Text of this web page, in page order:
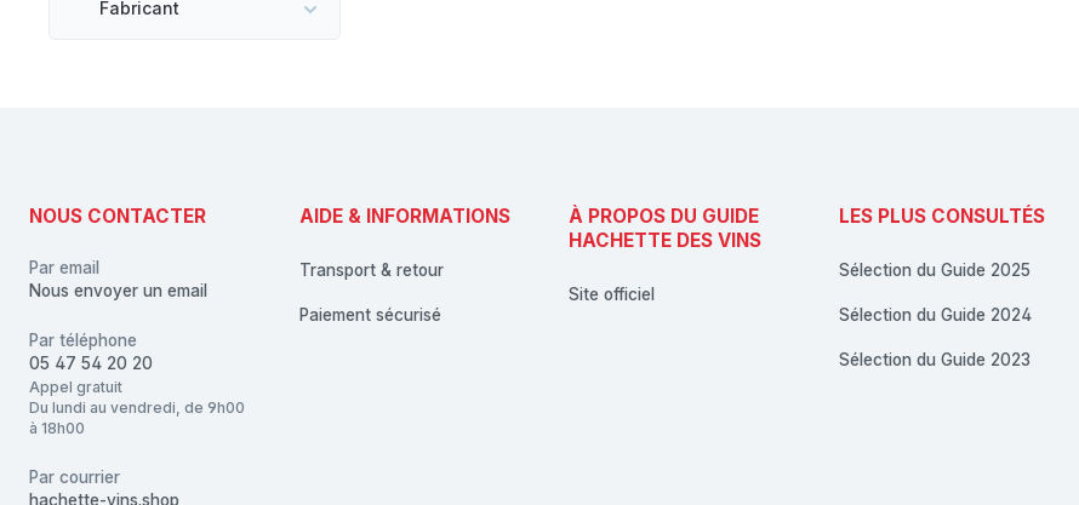
Fabricant
NOUS CONTACTER
Par email
Nous envoyer un email
Par téléphone
05 47 54 20 20
Appel gratuit
Du lundi au vendredi, de 9h00
à 18h00
Par courrier
hachette-vins.shop
AIDE & INFORMATIONS
Transport & retour
Paiement sécurisé
À PROPOS DU GUIDE
HACHETTE DES VINS
Site officiel
LES PLUS CONSULTÉS
Sélection du Guide 2025
Sélection du Guide 2024
Sélection du Guide 2023